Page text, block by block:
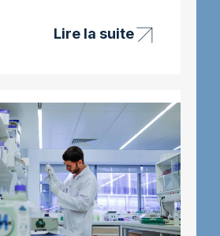
Lire la suite
Projet
aux
traitements